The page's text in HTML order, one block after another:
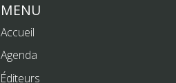
MENU
Accueil
Agenda
Éditeurs